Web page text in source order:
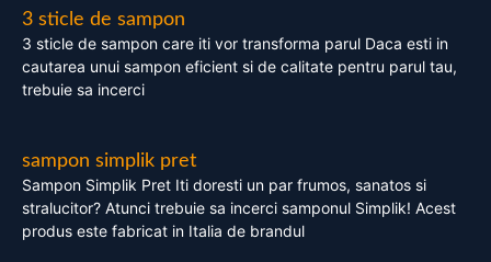
3 sticle de sampon
3 sticle de sampon care iti vor transforma parul Daca esti in
cautarea unui sampon eficient si de calitate pentru parul tau,
trebuie sa incerci
sampon simplik pret
Sampon Simplik Pret Iti doresti un par frumos, sanatos si
stralucitor? Atunci trebuie sa incerci samponul Simplik! Acest
produs este fabricat in Italia de brandul